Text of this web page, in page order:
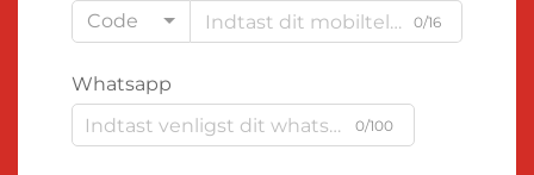
Code
0/16
Whatsapp
0/100